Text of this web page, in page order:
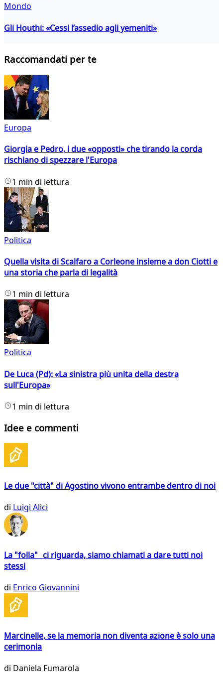
Mondo
Gli Houthi: «Cessi l’assedio agli yemeniti»
Raccomandati per te
Europa
Giorgia e Pedro, i due «opposti» che tirando la corda
rischiano di spezzare l'Europa
1 min di lettura
Politica
Quella visita di Scalfaro a Corleone insieme a don Ciotti e
una storia che parla di legalità
1 min di lettura
Politica
De Luca (Pd): «La sinistra più unita della destra
sull'Europa»
1 min di lettura
Idee e commenti
Le due "città" di Agostino vivono entrambe dentro di noi
di Luigi Alici
La "folla" ci riguarda, siamo chiamati a dare tutti noi
stessi
di Enrico Giovannini
Marcinelle, se la memoria non diventa azione è solo una
cerimonia
di Daniela Fumarola